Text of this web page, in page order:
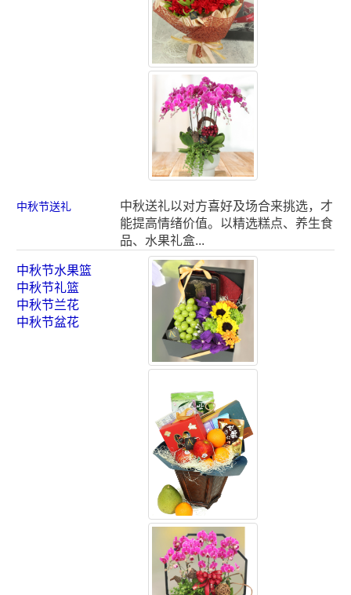
中秋节送礼
中秋送礼以对方喜好及场合来挑选，才
能提高情绪价值。以精选糕点、养生食
品、水果礼盒...
中秋节水果篮
中秋节礼篮
中秋节兰花
中秋节盆花